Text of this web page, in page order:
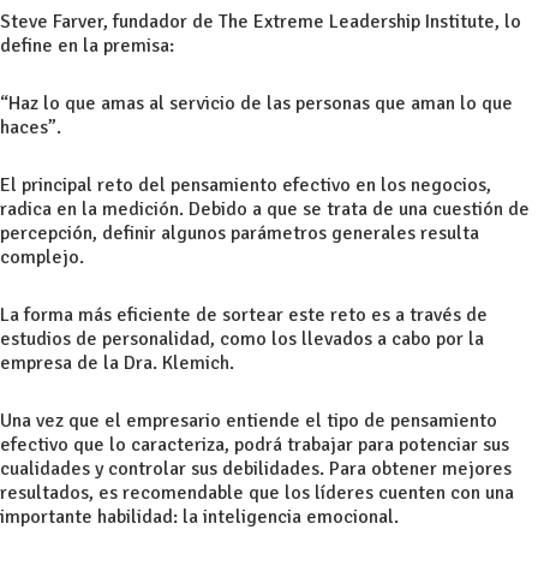
Steve Farver, fundador de The Extreme Leadership Institute, lo
define en la premisa:
“Haz lo que amas al servicio de las personas que aman lo que
haces”.
El principal reto del pensamiento efectivo en los negocios,
radica en la medición. Debido a que se trata de una cuestión de
percepción, definir algunos parámetros generales resulta
complejo.
La forma más eficiente de sortear este reto es a través de
estudios de personalidad, como los llevados a cabo por la
empresa de la Dra. Klemich.
Una vez que el empresario entiende el tipo de pensamiento
efectivo que lo caracteriza, podrá trabajar para potenciar sus
cualidades y controlar sus debilidades. Para obtener mejores
resultados, es recomendable que los líderes cuenten con una
importante habilidad: la inteligencia emocional.